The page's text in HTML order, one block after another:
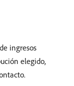
ingresos
elegido,